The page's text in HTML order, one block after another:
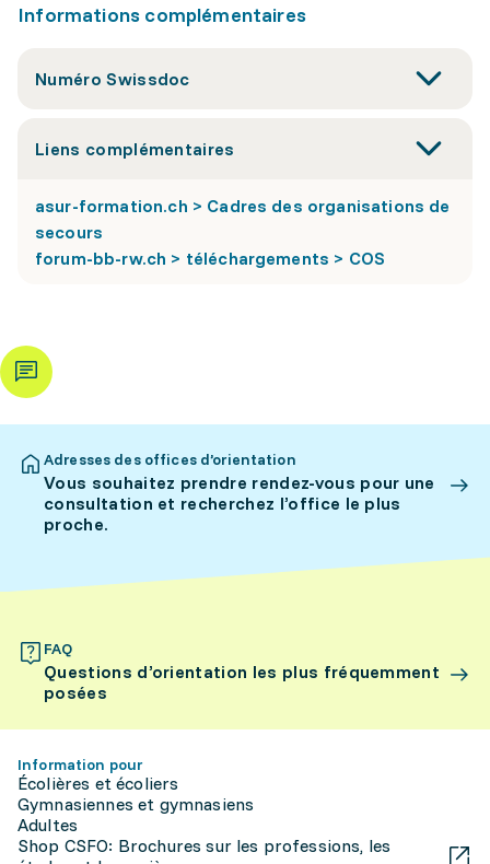
Informations complémentaires
Numéro Swissdoc
Liens complémentaires
asur-formation.ch > Cadres des organisations de
secours
forum-bb-rw.ch > téléchargements > COS
Adresses des offices d’orientation
Vous souhaitez prendre rendez-vous pour une
consultation et recherchez l’office le plus
proche.
FAQ
Questions d’orientation les plus fréquemment
posées
Information pour
Écolières et écoliers
Gymnasiennes et gymnasiens
Adultes
Shop CSFO: Brochures sur les professions, les